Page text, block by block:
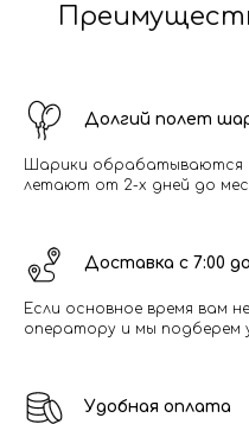
Долгий полет
Шарики обрабатываются
летают от 2-х дней до
Доставка с 7:00
Если основное время вам
оператору и мы подберем
Удобная оплата